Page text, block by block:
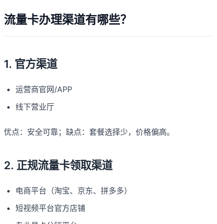
流量卡办理渠道有哪些？
1. 官方渠道
运营商官网/APP
线下营业厅
优点：安全可靠；缺点：套餐选择少，价格偏高。
2. 正规流量卡领取渠道
电商平台（淘宝、京东、拼多多）
短视频平台官方店铺